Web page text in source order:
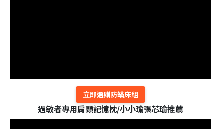
立即選購防蟎床組
過敏者專用肩頸記憶枕/小小瑜張芯瑜推薦